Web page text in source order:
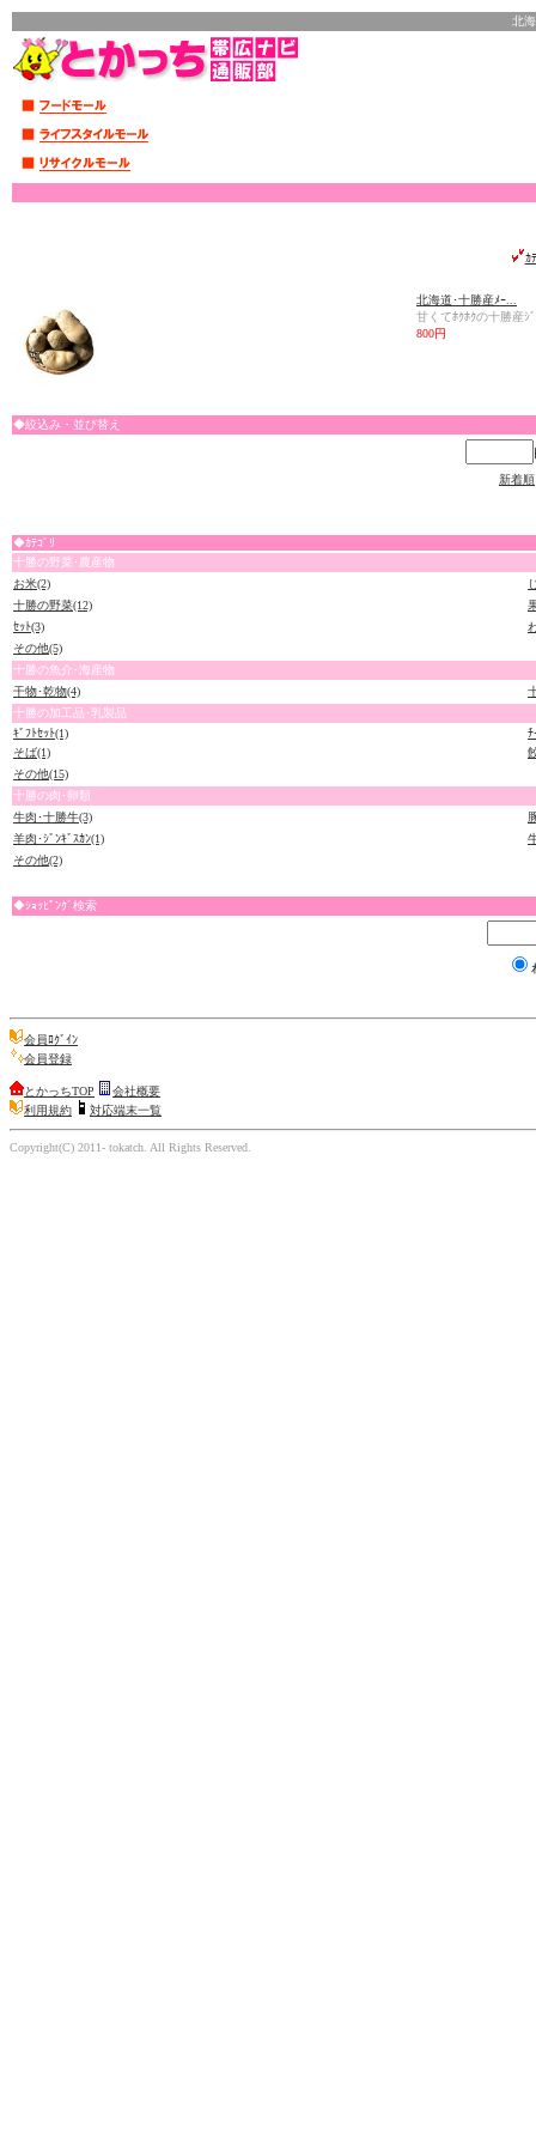
北
ｶ
北海道･十勝産ﾒｰ...
甘くてﾎｸﾎｸの十勝産ｼ
800円
◆絞込み・並び替え
新着順
◆ｶﾃｺﾞﾘ
十勝の野菜･農産物
お米(2)
十勝の野菜(12)
ｾｯﾄ(3)
その他(5)
十勝の魚介･海産物
干物･乾物(4)
十勝の加工品･乳製品
ｷﾞﾌﾄｾｯﾄ(1)
ﾁ
そば(1)
その他(15)
十勝の肉･卵類
牛肉･十勝牛(3)
羊肉･ｼﾞﾝｷﾞｽｶﾝ(1)
その他(2)
◆ｼｮｯﾋﾟﾝｸﾞ検索
会員ﾛｸﾞｲﾝ
会員登録
とかっちTOP
会社概要
利用規約
対応端末一覧
Copyright(C) 2011- tokatch. All Rights Reserved.